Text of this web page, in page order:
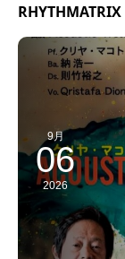
9月
06
2026